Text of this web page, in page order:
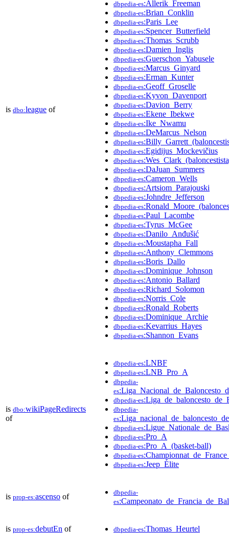
is dbo:league of
dbpedia-es:Allerik_Freeman
dbpedia-es:Brian_Conklin
dbpedia-es:Paris_Lee
dbpedia-es:Spencer_Butterfield
dbpedia-es:Thomas_Scrubb
dbpedia-es:Damien_Inglis
dbpedia-es:Guerschon_Yabusele
dbpedia-es:Marcus_Ginyard
dbpedia-es:Erman_Kunter
dbpedia-es:Geoff_Groselle
dbpedia-es:Kyvon_Davenport
dbpedia-es:Davion_Berry
dbpedia-es:Ekene_Ibekwe
dbpedia-es:Ike_Nwamu
dbpedia-es:DeMarcus_Nelson
dbpedia-es
dbpedia-es:Egidijus_Mockevičius
dbpedia-es
dbpedia-es:DaJuan_Summers
dbpedia-es:Cameron_Wells
dbpedia-es:Artsiom_Parajouski
dbpedia-es:Johndre_Jefferson
dbpedia-es
dbpedia-es:Paul_Lacombe
dbpedia-es:Tyrus_McGee
dbpedia-es:Danilo_Anđušić
dbpedia-es:Moustapha_Fall
dbpedia-es:Anthony_Clemmons
dbpedia-es:Boris_Dallo
dbpedia-es:Dominique_Johnson
dbpedia-es:Antonio_Ballard
dbpedia-es:Richard_Solomon
dbpedia-es:Norris_Cole
dbpedia-es:Ronald_Roberts
dbpedia-es:Dominique_Archie
dbpedia-es:Kevarrius_Hayes
dbpedia-es:Shannon_Evans
is dbo:wikiPageRedirects
of
dbpedia-es:LNBF
dbpedia-es:LNB_Pro_A
dbpedia-
es
dbpedia-es
dbpedia-
es
dbpedia-es
dbpedia-es:Pro_A
dbpedia-es:Pro_A_(basket-ball)
dbpedia-es
dbpedia-es:Jeep_Élite
is prop-es:ascenso of
dbpedia-
es
is prop-es:debutEn of dbpedia-es:Thomas_Heurtel